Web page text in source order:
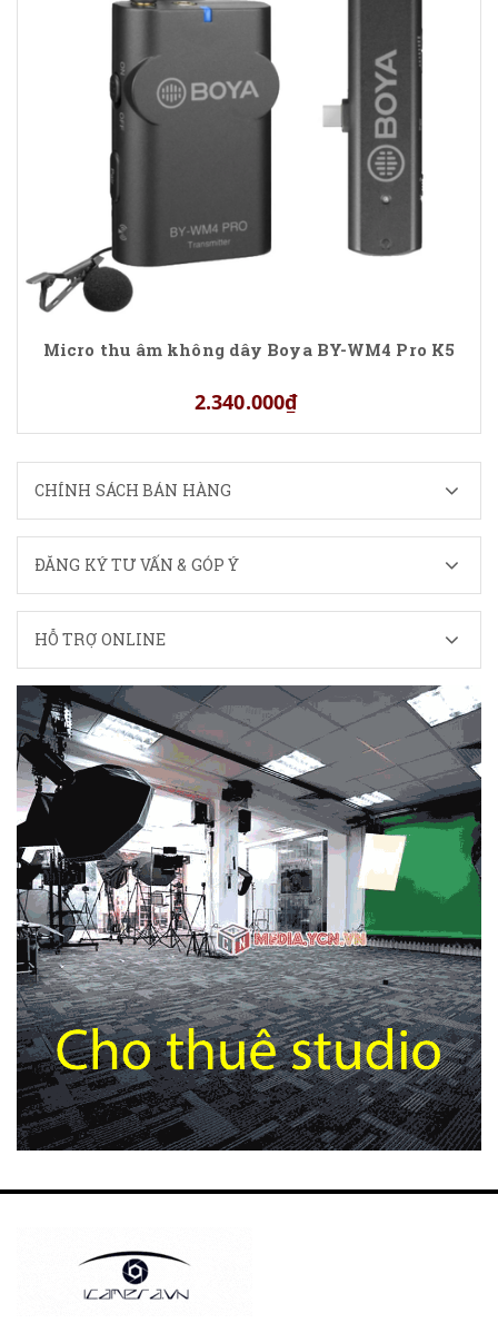
Micro thu âm không dây Boya BY-WM4 Pro K5
2.340.000₫
CHÍNH SÁCH BÁN HÀNG
ĐĂNG KÝ TƯ VẤN & GÓP Ý
HỖ TRỢ ONLINE